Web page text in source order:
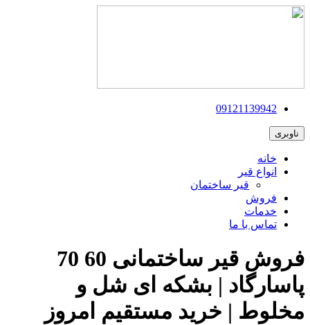
09121139942
ناوبری
خانه
انواع قیر
قیر ساختمان
فروش
خدمات
تماس با ما
فروش قیر ساختمانی 60 70
پاسارگاد | بشکه ای شل و
مخلوط | خرید مستقیم امروز